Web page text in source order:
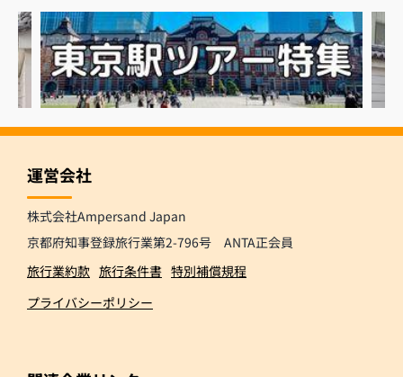
運営会社
株式会社Ampersand Japan
京都府知事登録旅行業第2-796号 ANTA正会員
旅行業約款 旅行条件書 特別補償規程
プライバシーポリシー